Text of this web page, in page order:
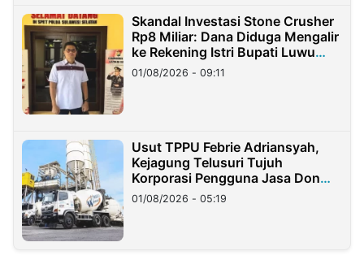
Skandal Investasi Stone Crusher
Rp8 Miliar: Dana Diduga Mengalir
ke Rekening Istri Bupati Luwu
Timur
01/08/2026 - 09:11
Usut TPPU Febrie Adriansyah,
Kejagung Telusuri Tujuh
Korporasi Pengguna Jasa Don
Ritto
01/08/2026 - 05:19